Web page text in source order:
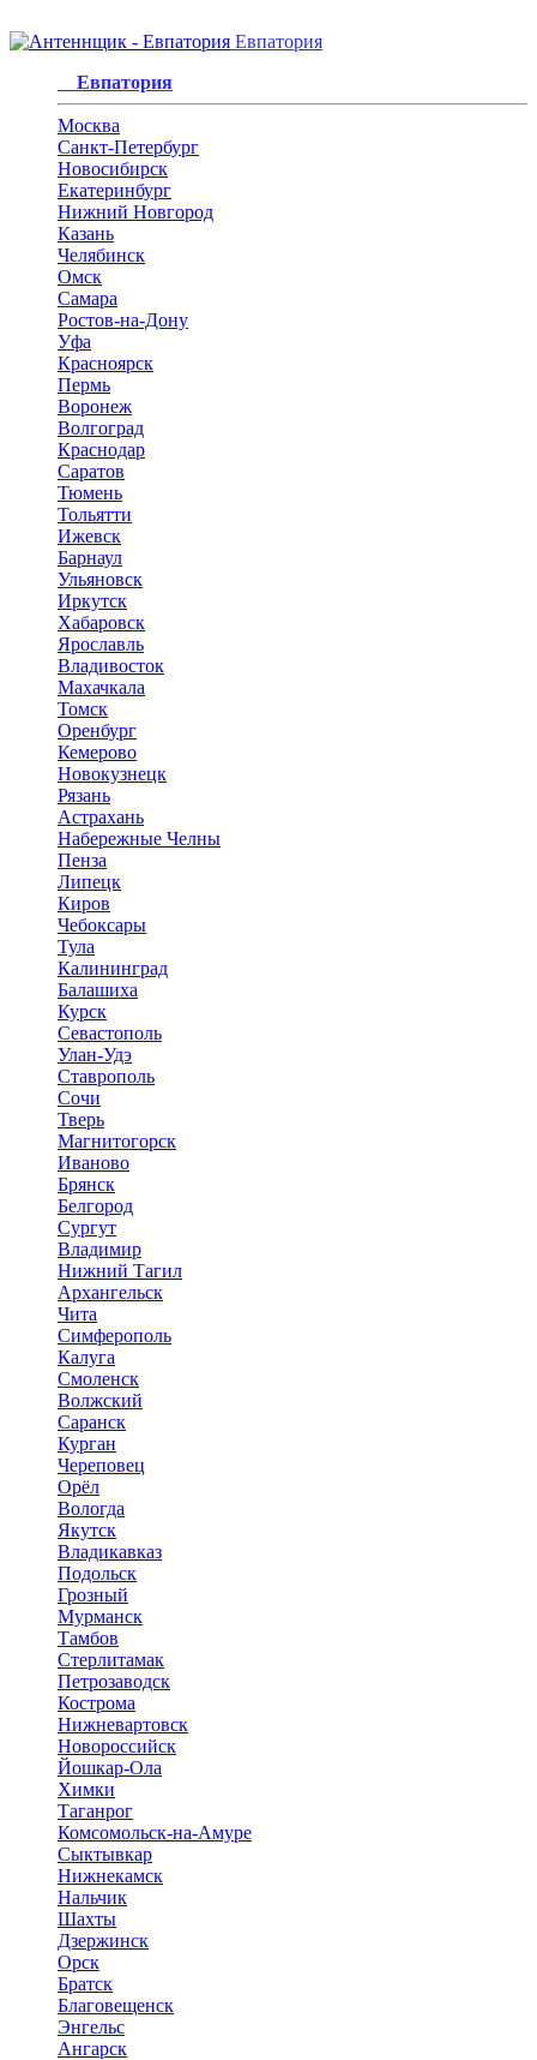
Евпатория
Евпатория
Москва
Санкт-Петербург
Новосибирск
Екатеринбург
Нижний Новгород
Казань
Челябинск
Омск
Самара
Ростов-на-Дону
Уфа
Красноярск
Пермь
Воронеж
Волгоград
Краснодар
Саратов
Тюмень
Тольятти
Ижевск
Барнаул
Ульяновск
Иркутск
Хабаровск
Ярославль
Владивосток
Махачкала
Томск
Оренбург
Кемерово
Новокузнецк
Рязань
Астрахань
Набережные Челны
Пенза
Липецк
Киров
Чебоксары
Тула
Калининград
Балашиха
Курск
Севастополь
Улан-Удэ
Ставрополь
Сочи
Тверь
Магнитогорск
Иваново
Брянск
Белгород
Сургут
Владимир
Нижний Тагил
Архангельск
Чита
Симферополь
Калуга
Смоленск
Волжский
Саранск
Курган
Череповец
Орёл
Вологда
Якутск
Владикавказ
Подольск
Грозный
Мурманск
Тамбов
Стерлитамак
Петрозаводск
Кострома
Нижневартовск
Новороссийск
Йошкар-Ола
Химки
Таганрог
Комсомольск-на-Амуре
Сыктывкар
Нижнекамск
Нальчик
Шахты
Дзержинск
Орск
Братск
Благовещенск
Энгельс
Ангарск